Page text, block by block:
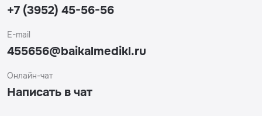
+7 (3952) 45-56-56
E-mail
455656@baikalmedikl.ru
Онлайн-чат
Написать в чат